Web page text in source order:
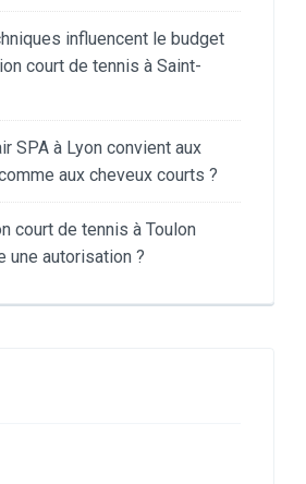
influencent le budget
court de tennis à Saint-
SPA à Lyon convient aux
aux cheveux courts ?
court de tennis à Toulon
autorisation ?